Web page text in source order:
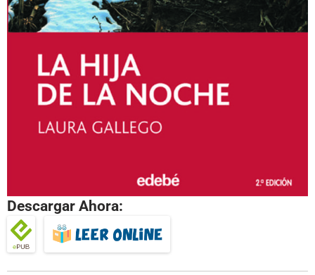
Descargar Ahora: